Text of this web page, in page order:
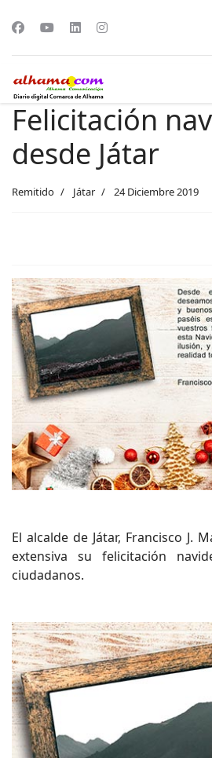
Felicitación
desde Játar
Remitido Játar 24 Diciembre 2019
El alcalde de Játar, Francisco J.
extensiva su felicitación
ciudadanos.